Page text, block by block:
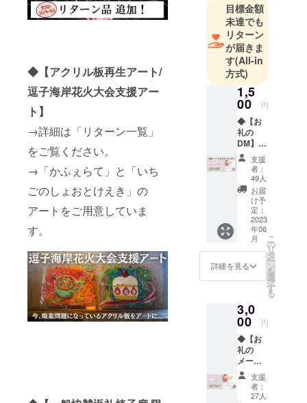
◆【アクリル板再生アート/
逗子海岸花火大会支援アー
ト】
→詳細は「リターン一覧」
をご覧ください。
→「かふぇらて」と「いち
ごのしょおとけえき」の
アートをご用意していま
す。
万PV SNS
フォロワー
２.５万人
目標金額
未達でも
リターン
が届きま
す(All-in
方式)
1,5
00 円
◆【お
礼の
DM】こ
のプロ
ジェク
トを応
援して
くれる
人はこ
ちらを
選んで
くださ
い。 一
緒に逗
子の花
火大会
上げま
しょ
う！ お
礼のDM
を湘南
ラバー
ズのイ
ンスタ
グラム
支援
者：
49人
お届
け予
定：
2023
年06
月
詳細を見る
こ
の
リ
タ
ー
ン
を
選
択
す
る
3,0
00 円
◆【お
礼の
メー
ル】 花
火で生
まれる
支援
者：
27人